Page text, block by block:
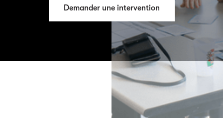
Demander une intervention